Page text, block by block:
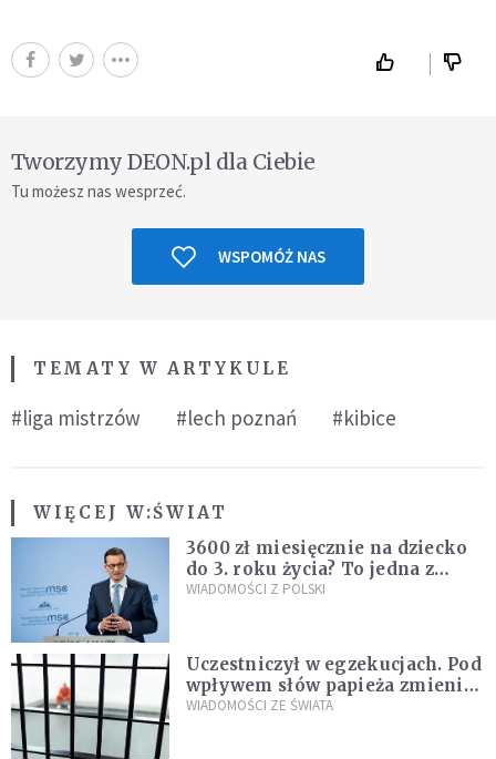
Tworzymy DEON.pl dla Ciebie
Tu możesz nas wesprzeć.
WSPOMÓŻ NAS
TEMATY W ARTYKULE
#liga mistrzów #lech poznań #kibice
WIĘCEJ W:ŚWIAT
3600 zł miesięcznie na dziecko
do 3. roku życia? To jedna z
propozycji programu "Rozwój
WIADOMOŚCI Z POLSKI
Uczestniczył w egzekucjach. Pod
wpływem słów papieża zmienił
zdanie
WIADOMOŚCI ZE ŚWIATA